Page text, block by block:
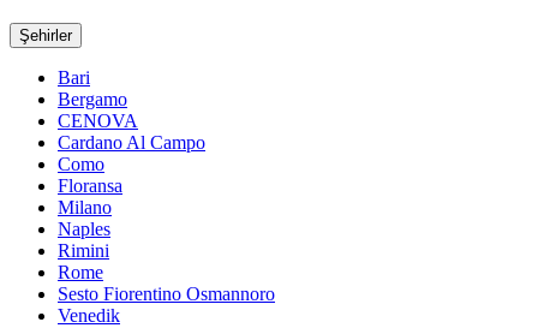
Şehirler
Bari
Bergamo
CENOVA
Cardano Al Campo
Como
Floransa
Milano
Naples
Rimini
Rome
Sesto Fiorentino Osmannoro
Venedik